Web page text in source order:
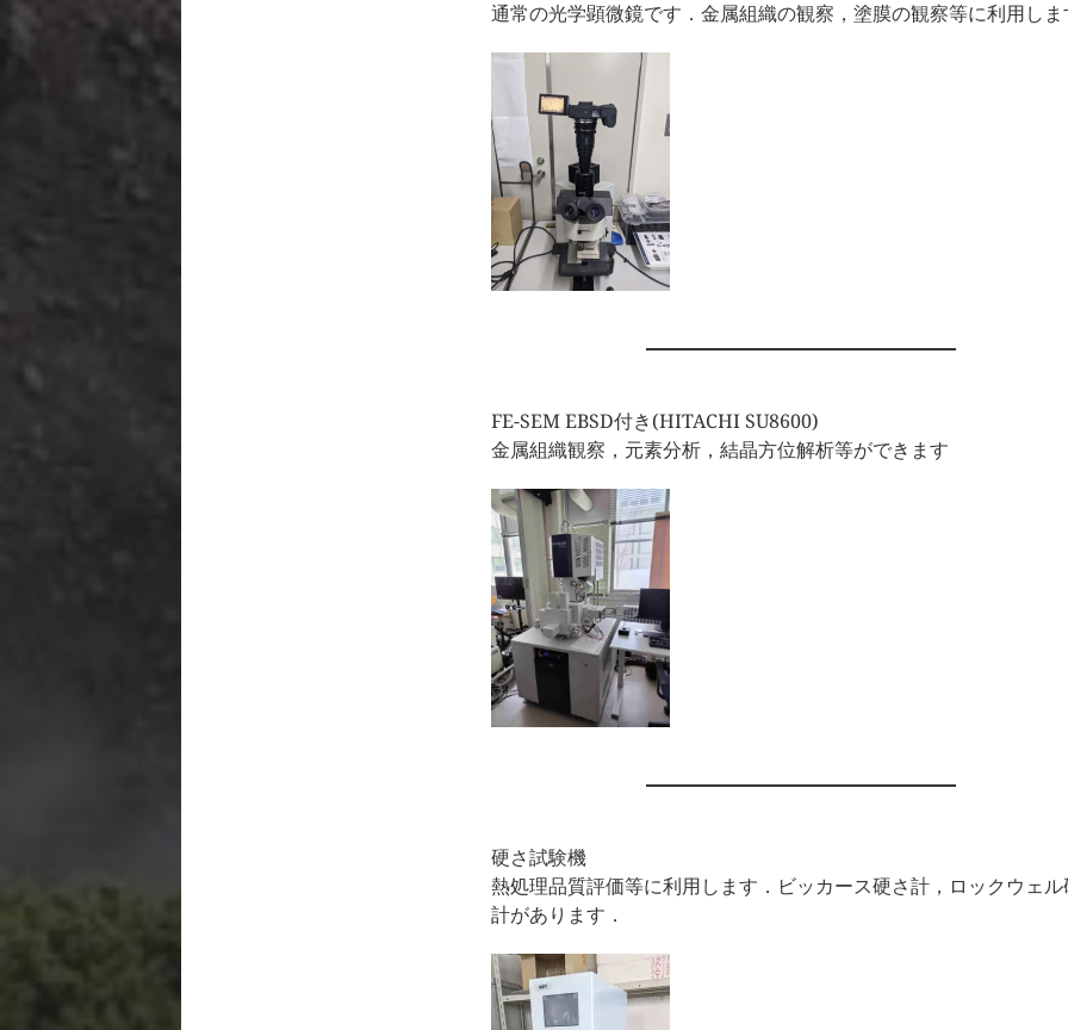
通常の光学顕微鏡です．金属組織の観察，塗膜の観察等に利用しま
FE-SEM EBSD付き(HITACHI SU8600)
金属組織観察，元素分析，結晶方位解析等ができます
硬さ試験機
熱処理品質評価等に利用します．ビッカース硬さ計，ロックウェル
計があります．